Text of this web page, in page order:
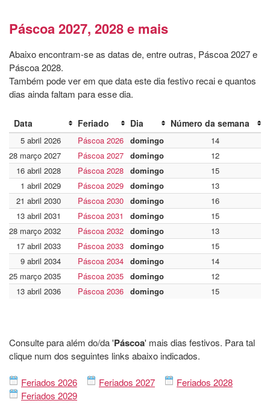
Páscoa 2027, 2028 e mais
Abaixo encontram-se as datas de, entre outras, Páscoa 2027 e
Páscoa 2028.
Também pode ver em que data este dia festivo recai e quantos
dias ainda faltam para esse dia.
Data Feriado Dia Número da semana
5 abril 2026 Páscoa 2026 domingo
14
28 março 2027
Páscoa 2027 domingo
12
16 abril 2028
Páscoa 2028 domingo
15
1 abril 2029
Páscoa 2029 domingo
13
21 abril 2030
Páscoa 2030 domingo
16
13 abril 2031
Páscoa 2031 domingo
15
28 março 2032
Páscoa 2032 domingo
13
17 abril 2033
Páscoa 2033 domingo
15
9 abril 2034
Páscoa 2034 domingo
14
25 março 2035
Páscoa 2035 domingo
12
13 abril 2036
Páscoa 2036 domingo 15
Consulte para além do/da 'Páscoa' mais dias festivos. Para tal
clique num dos seguintes links abaixo indicados.
Feriados 2026 Feriados 2027
Feriados 2028
Feriados 2029